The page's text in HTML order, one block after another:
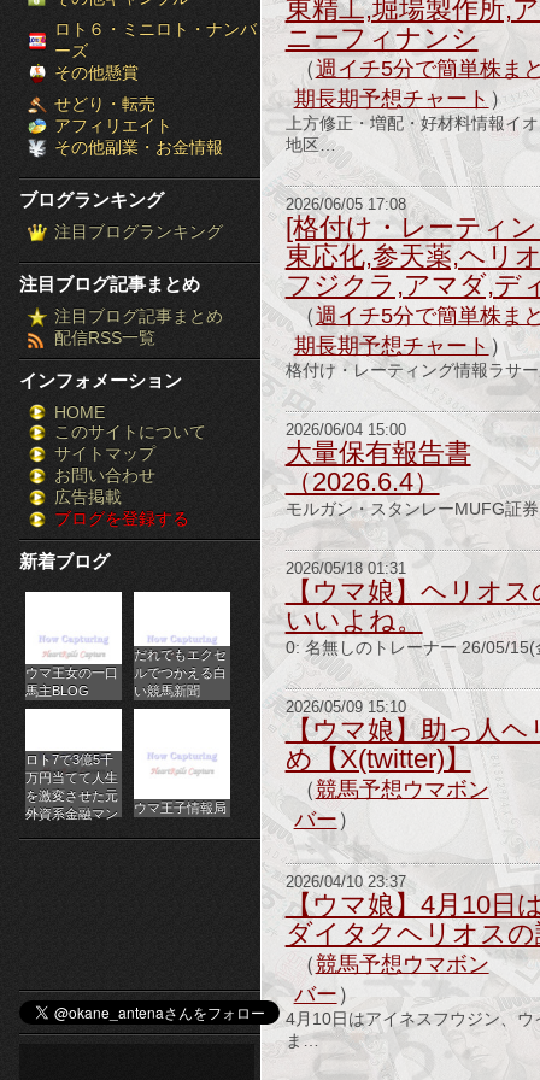
［ブ
ロ
グ
ラ
ン
キ
ン
グ］-
株
FX
競
馬
パ
チ
ス
ロ
オ
ン
ラ
イ
ン
カ
ジ
ロト６・ミニロト・ナンバ
ーズ
その他懸賞
せどり・転売
アフィリエイト
その他副業・お金情報
ブログランキング
注目ブログランキング
注目ブログ記事まとめ
注目ブログ記事まとめ
配信RSS一覧
インフォメーション
HOME
このサイトについて
サイトマップ
お問い合わせ
広告掲載
ブログを登録する
新着ブログ
ウマ王女の一口
馬主BLOG
だれでもエクセ
ルでつかえる白
い競馬新聞
ロト7で3億5千
万円当てて人生
を激変させた元
外資系金融マン
ウマ王子情報局
東精工,堀場製作所,
ニーフィナンシ
（週イチ5分で簡単株ま
期長期予想チャート ）
上方修正・増配・好材料情報イ
地区…
2026/06/05 17:08
[格付け・レーティ
東応化,参天薬,ヘリ
フジクラ,アマダ,デ
（週イチ5分で簡単株ま
期長期予想チャート ）
格付け・レーティング情
2026/06/04 15:00
大量保有報告書
（2026.6.4）
モルガン・スタンレーMUFG証
2026/05/18 01:31
【ウマ娘】ヘリオ
いいよね。
0: 名無しのトレーナー 26/05/
2026/05/09 15:10
【ウマ娘】助っ人
め【X(twitter)】
（競馬予想ウマボン
バー ）
2026/04/10 23:37
【ウマ娘】4月10日
ダイタクヘリオスの
（競馬予想ウマボン
バー ）
4月10日はアイネスフウジン、
ま…